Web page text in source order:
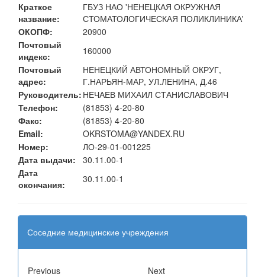
Краткое
название:
ГБУЗ НАО 'НЕНЕЦКАЯ ОКРУЖНАЯ
СТОМАТОЛОГИЧЕСКАЯ ПОЛИКЛИНИКА'
ОКОПФ:
20900
Почтовый
индекс:
160000
Почтовый
адрес:
НЕНЕЦКИЙ АВТОНОМНЫЙ ОКРУГ,
Г.НАРЬЯН-МАР, УЛ.ЛЕНИНА, Д.46
Руководитель: НЕЧАЕВ МИХАИЛ СТАНИСЛАВОВИЧ
Телефон:
(81853) 4-20-80
Факс:
(81853) 4-20-80
Email:
OKRSTOMA@YANDEX.RU
Номер:
ЛО-29-01-001225
Дата выдачи:
30.11.00-1
Дата
окончания:
30.11.00-1
Соседние медицинские учреждения
Previous
Next